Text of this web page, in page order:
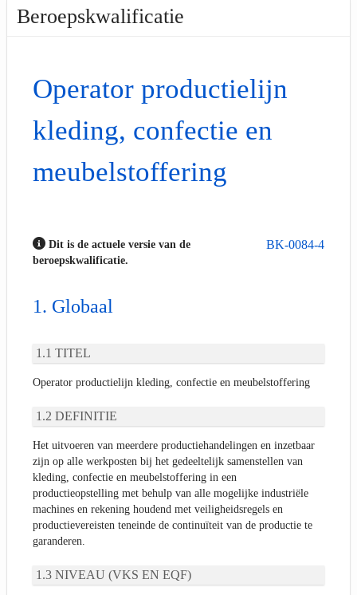
Beroepskwalificatie
Operator productielijn
kleding, confectie en
meubelstoffering
BK-0084-4
Dit is de actuele versie van de
beroepskwalificatie.
Globaal
TITEL
Operator productielijn kleding, confectie en meubelstoffering
DEFINITIE
Het uitvoeren van meerdere productiehandelingen en inzetbaar
zijn op alle werkposten bij het gedeeltelijk samenstellen van
kleding, confectie en meubelstoffering in een
productieopstelling met behulp van alle mogelijke industriële
machines en rekening houdend met veiligheidsregels en
productievereisten teneinde de continuïteit van de productie te
garanderen.
NIVEAU (VKS EN EQF)